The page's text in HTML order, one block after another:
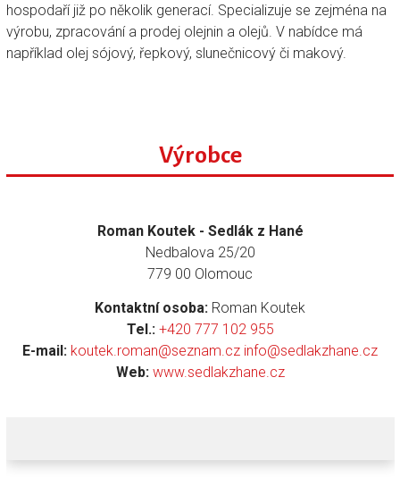
hospodaří již po několik generací. Specializuje se zejména na
výrobu, zpracování a prodej olejnin a olejů. V nabídce má
například olej sójový, řepkový, slunečnicový či makový.
Výrobce
Roman Koutek - Sedlák z Hané
Nedbalova 25/20
779 00 Olomouc
Kontaktní osoba: Roman Koutek
Tel.: +420 777 102 955
E-mail: koutek.roman@seznam.cz info@sedlakzhane.cz
Web: www.sedlakzhane.cz